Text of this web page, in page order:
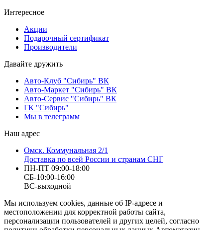
Интересное
Акции
Подарочный сертификат
Производители
Давайте дружить
Авто-Клуб "Сибирь" ВК
Авто-Маркет "Сибирь" ВК
Авто-Сервис "Сибирь" ВК
ГК "Сибирь"
Мы в телеграмм
Наш адрес
Омск. Коммунальная 2/1
Доставка по всей России и странам СНГ
ПН-ПТ 09:00-18:00
СБ-10:00-16:00
ВС-выходной
Мы используем cookies, данные об IP-адресе и
местоположении для корректной работы сайта,
персонализации пользователей и других целей, согласно